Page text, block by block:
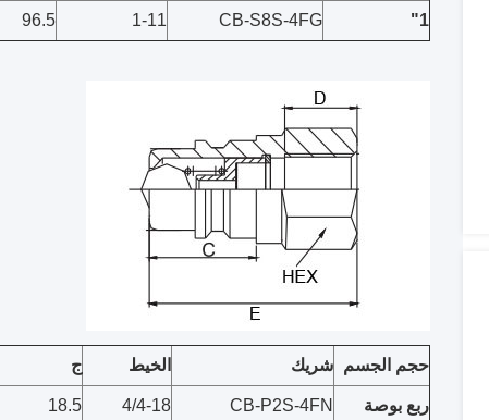
1"
CB-S8S-4FG
1-11
96.5
حجم الجسم شريك الخيط ج
ربع بوصة CB-P2S-4FN
4/4-18
18.5